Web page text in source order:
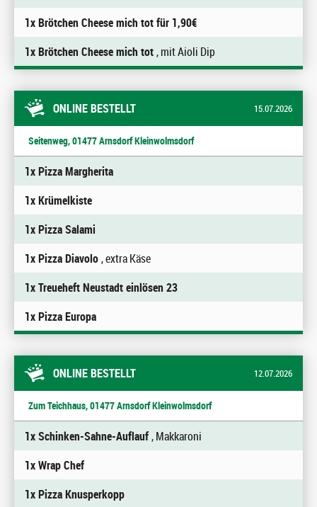
1x Brötchen Cheese mich tot für 1,90€
1x Brötchen Cheese mich tot, mit Aioli Dip
ONLINE BESTELLT 15.07.2026
Seitenweg, 01477 Arnsdorf Kleinwolmsdorf
1x Pizza Margherita
1x Krümelkiste
1x Pizza Salami
1x Pizza Diavolo, extra Käse
1x Treueheft Neustadt einlösen 23
1x Pizza Europa
ONLINE BESTELLT 12.07.2026
Zum Teichhaus, 01477 Arnsdorf Kleinwolmsdorf
1x Schinken-Sahne-Auflauf, Makkaroni
1x Wrap Chef
1x Pizza Knusperkopp